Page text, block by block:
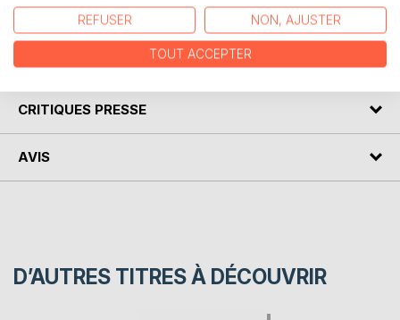
les sciences humaines.
CRITIQUES PRESSE
AVIS
D’AUTRES TITRES À DÉCOUVRIR
REFUSER NON, AJUSTER
TOUT ACCEPTER